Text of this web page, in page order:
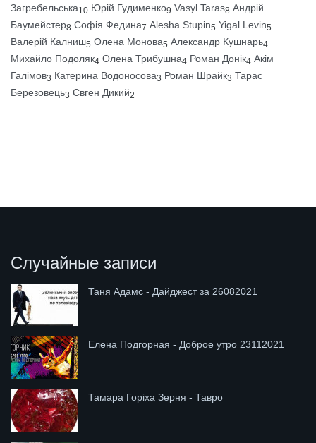
Загребельська10 Юрій Гудименко9 Vasyl Taras8 Андрій
Баумейстер8 Софія Федина7 Alesha Stupin5 Yigal Levin5
Валерій Калниш5 Олена Монова5 Александр Кушнарь4
Михайло Подоляк4 Олена Трибушна4 Роман Донік4 Акім
Галімов3 Катерина Водоносова3 Роман Шрайк3 Тарас
Березовець3 Євген Дикий2
Случайные записи
Таня Адамс - Дайджест за 26082021
Елена Подгорная - Доброе утро 23112021
Тамара Горіха Зерня - Тавро